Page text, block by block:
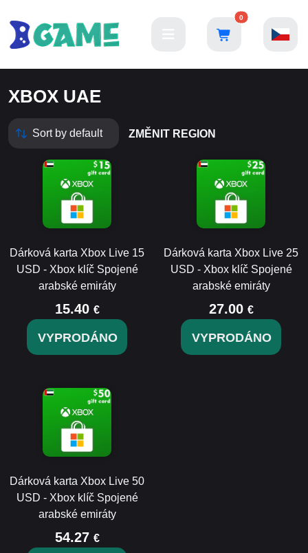
0
XBOX UAE
ZMĚNIT REGION
Dárková karta Xbox Live 15
USD - Xbox klíč Spojené
arabské emiráty
15.40 €
VYPRODÁNO
Dárková karta Xbox Live 25
USD - Xbox klíč Spojené
arabské emiráty
27.00 €
VYPRODÁNO
Dárková karta Xbox Live 50
USD - Xbox klíč Spojené
arabské emiráty
54.27 €